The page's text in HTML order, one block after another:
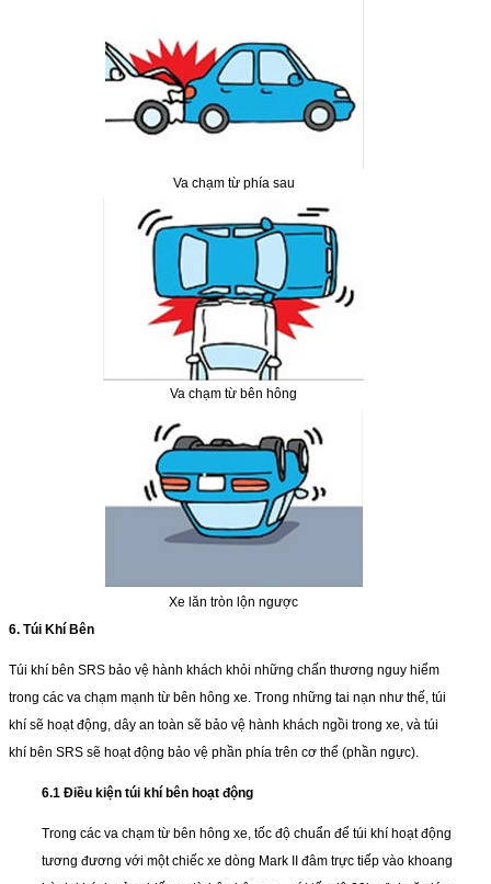
Va chạm từ phía sau
Va chạm từ bên hông
Xe lăn tròn lộn ngược
6. Túi Khí Bên
Túi khí bên SRS bảo vệ hành khách khỏi những chấn thương nguy hiểm
trong các va chạm mạnh từ bên hông xe. Trong những tai nạn như thế, túi
khí sẽ hoạt động, dây an toàn sẽ bảo vệ hành khách ngồi trong xe, và túi
khí bên SRS sẽ hoạt động bảo vệ phần phía trên cơ thể (phần ngực).
6.1 Điều kiện túi khí bên hoạt động
Trong các va chạm từ bên hông xe, tốc độ chuẩn để túi khí hoạt động
tương đương với một chiếc xe dòng Mark II đâm trực tiếp vào khoang